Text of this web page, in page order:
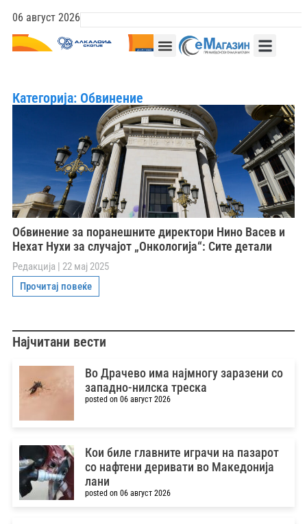
06 август 2026
Категорија: Обвинение
Обвинение за поранешните директори Нино Васев и
Нехат Нухи за случајот „Онкологија“: Сите детали
Редакција
22 мај 2025
Прочитај повеќе
Најчитани вести
Во Драчево има најмногу заразени со
западно-нилска треска
posted on 06 август 2026
Кои биле главните играчи на пазарот
со нафтени деривати во Македонија
лани
posted on 06 август 2026